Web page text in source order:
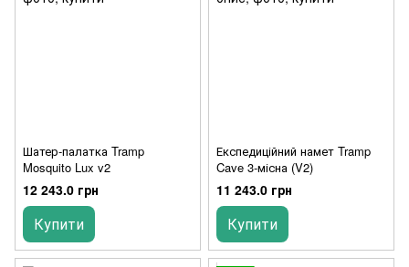
Шатер-палатка Tramp
Mosquito Lux v2
12 243.0 грн
Купити
Експедиційний намет Tramp
Cave 3-місна (V2)
11 243.0 грн
Купити